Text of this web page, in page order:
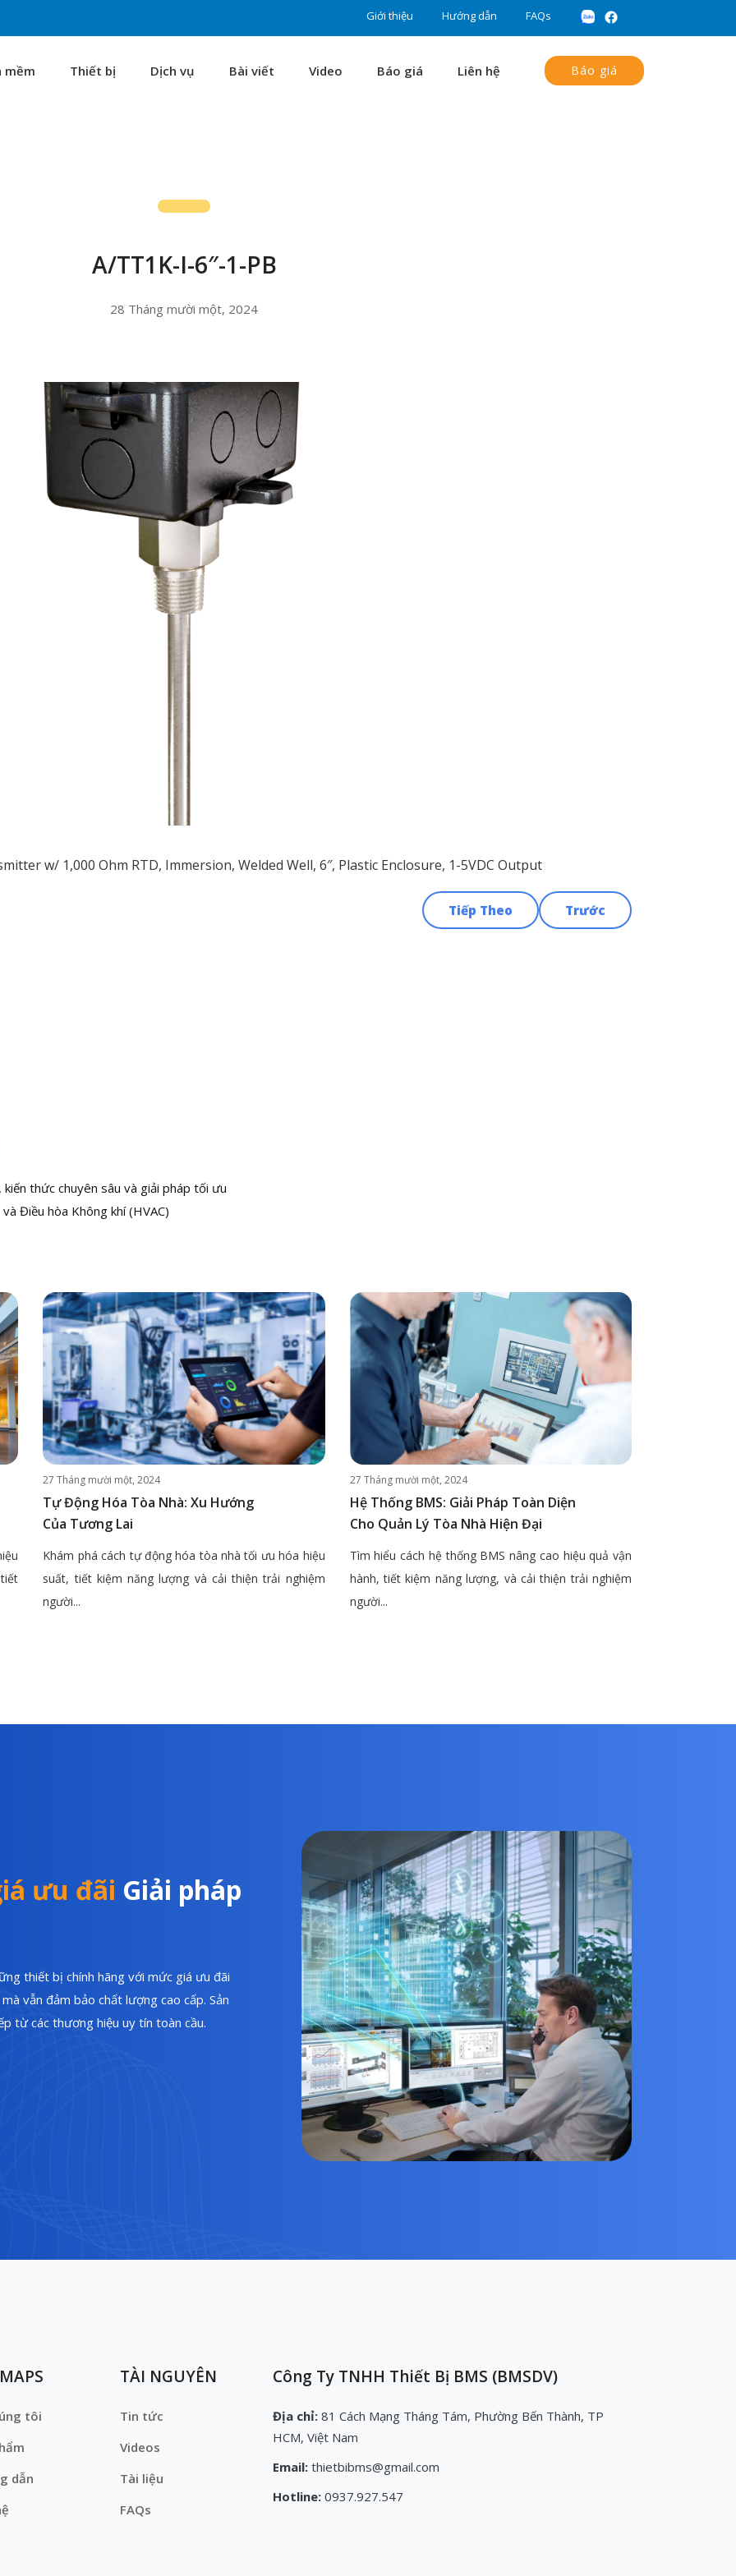
Giới thiệu Hướng dẫn FAQs
mềm Thiết bị Dịch vụ Bài viết Video Báo giá Liên hệ Báo giá
A/TT1K-I-6″-1-PB
28 Tháng mười một, 2024
w/ 1,000 Ohm RTD, Immersion, Welded Well, 6″, Plastic Enclosure, 1-5VDC Output
Trước
Tiếp Theo
thức chuyên sâu và giải pháp tối ưu
Điều hòa Không khí (HVAC)
27 Tháng mười một, 2024
Tự Động Hóa Tòa Nhà: Xu Hướng
Của Tương Lai
Khám phá cách tự động hóa tòa nhà tối ưu hóa hiệu
suất, tiết kiệm năng lượng và cải thiện trải nghiệm
người...
27 Tháng mười một, 2024
Hệ Thống BMS: Giải Pháp Toàn Diện
Cho Quản Lý Tòa Nhà Hiện Đại
Tìm hiểu cách hệ thống BMS nâng cao hiệu quả vận
hành, tiết kiệm năng lượng, và cải thiện trải nghiệm
người...
ưu đãi Giải pháp
thiết bị chính hãng với mức giá ưu đãi
vẫn đảm bảo chất lượng cao cấp. Sản
từ các thương hiệu uy tín toàn cầu.
tôi
dẫn
TÀI NGUYÊN
Tin tức
Videos
Tài liệu
FAQs
Công Ty TNHH Thiết Bị BMS (BMSDV)
Địa chỉ: 81 Cách Mạng Tháng Tám, Phường Bến Thành, TP
HCM, Việt Nam
Email: thietbibms@gmail.com
Hotline: 0937.927.547